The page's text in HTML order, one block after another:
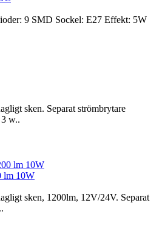
9 SMD Sockel: E27 Effekt: 5W
sken. Separat strömbrytare
w..
lm 10W
sken, 1200lm, 12V/24V. Separat